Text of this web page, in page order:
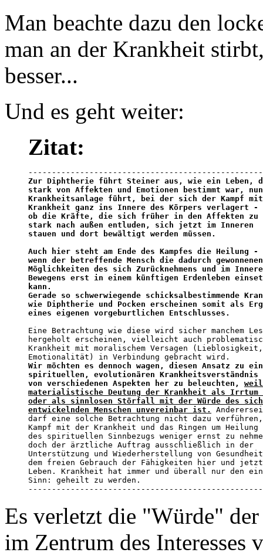
Man beachte dazu den
man an der Krankheit
besser...
Und es geht weiter:
Zitat:
Zur Diphtherie führt Steiner aus, wie ein Leben,
stark von Affekten und Emotionen bestimmt war,
Krankheitsanlage führt, bei der sich der Kampf
Krankheit ganz ins Innere des Körpers verlagert
ob die Kräfte, die sich früher in den Affekten zu
stark nach außen entluden, sich jetzt im Inneren
stauen und dort bewältigt werden müssen.
Auch hier steht am Ende des Kampfes die Heilung
wenn der betreffende Mensch die dadurch
Möglichkeiten des sich Zurücknehmens und im
Bewegens erst in einem künftigen Erdenleben
kann.
Gerade so schwerwiegende schicksalbestimmende
wie Diphtherie und Pocken erscheinen somit als
eines eigenen vorgeburtlichen Entschlusses.
Eine Betrachtung wie diese wird sicher manchem
hergeholt erscheinen, vielleicht auch
Krankheit mit moralischem Versagen
Wir möchten es dennoch wagen, diesen Ansatz zu
spirituellen, evolutionären Krankheitsverständnis
von verschiedenen Aspekten her zu beleuchten,
materialistische Deutung der Krankheit als
oder als sinnlosen Störfall mit der Würde des
entwickelnden Menschen unvereinbar ist.
darf eine solche Betrachtung nicht dazu
Kampf mit der Krankheit und das Ringen um
des spirituellen Sinnbezugs weniger ernst zu
doch der ärztliche Auftrag ausschließlich in der
Unterstützung und Wiederherstellung von
dem freien Gebrauch der Fähigkeiten hier und
Leben. Krankheit hat immer und überall nur den
Sinn: geheilt zu werden.
Es verletzt die "Würde"
im Zentrum des Interesses